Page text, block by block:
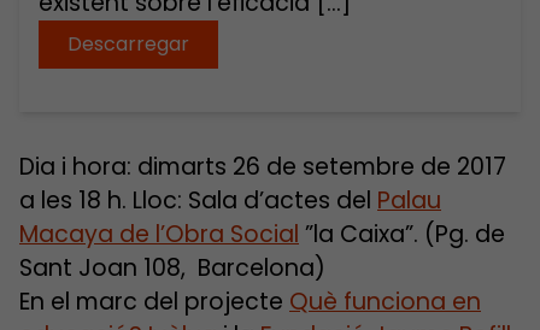
Descarregar
Dia i hora: dimarts 26 de setembre de 2017
a les 18 h. Lloc: Sala d’actes del Palau
Macaya de l’Obra Social ”la Caixa”. (Pg. de
Sant Joan 108, Barcelona)
En el marc del projecte Què funciona en